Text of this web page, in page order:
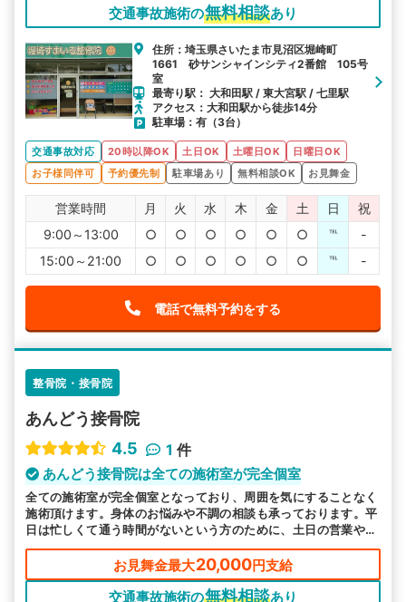
交通事故施術の無料相談あり
住所：埼玉県さいたま市見沼区堀崎町
1661 砂サンシャインシティ2番館 105号
室
最寄り駅： 大和田駅 / 東大宮駅 / 七里駅
アクセス：大和田駅から徒歩14分
駐車場：有（3台）
交通事故対応 20時以降OK 土日OK 土曜日OK
日曜日OK
お子様同伴可
予約優先制 駐車場あり 無料相談OK お見舞金
営業時間 月 火 水 木 金 土 日
祝
9:00～13:00
○ ○ ○ ○ ○ ○ ℡
-
15:00～21:00
○ ○ ○ ○ ○ ○ ℡ -
電話で無料予約をする
整骨院・接骨院
あんどう接骨院
4.5
1 件
あんどう接骨院は全ての施術室が完全個室
全ての施術室が完全個室となっており、周囲を気にすることなく
施術頂けます。身体のお悩みや不調の相談も承っております。平
日は忙しくて通う時間がないという方のために、土日の営業や、
ご予約での時間外施術も受付けております。
お見舞金最大20,000円支給
交通事故施術の無料相談あり